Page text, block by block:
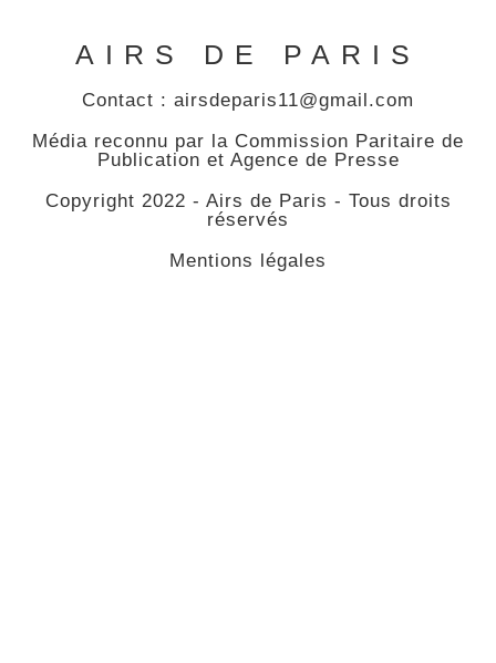
AIRS DE PARIS
Contact : airsdeparis11@gmail.com
Média reconnu par la Commission Paritaire de
Publication et Agence de Presse
Copyright 2022 - Airs de Paris - Tous droits
réservés
Mentions légales